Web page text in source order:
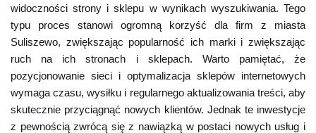
widoczności strony i sklepu w wynikach wyszukiwania. Tego
typu proces stanowi ogromną korzyść dla firm z miasta
Suliszewo, zwiększając popularność ich marki i zwiększając
ruch na ich stronach i sklepach. Warto pamiętać, że
pozycjonowanie sieci i optymalizacja sklepów internetowych
wymaga czasu, wysiłku i regularnego aktualizowania treści, aby
skutecznie przyciągnąć nowych klientów. Jednak te inwestycje
z pewnością zwrócą się z nawiązką w postaci nowych usług i